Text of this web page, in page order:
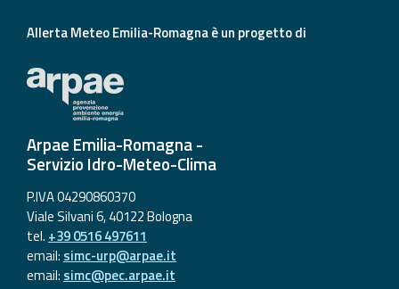
Allerta Meteo Emilia-Romagna è un progetto di
Arpae Emilia-Romagna -
Servizio Idro-Meteo-Clima
P.IVA 04290860370
Viale Silvani 6, 40122 Bologna
tel. +39 0516 497611
email: simc-urp@arpae.it
email: simc@pec.arpae.it